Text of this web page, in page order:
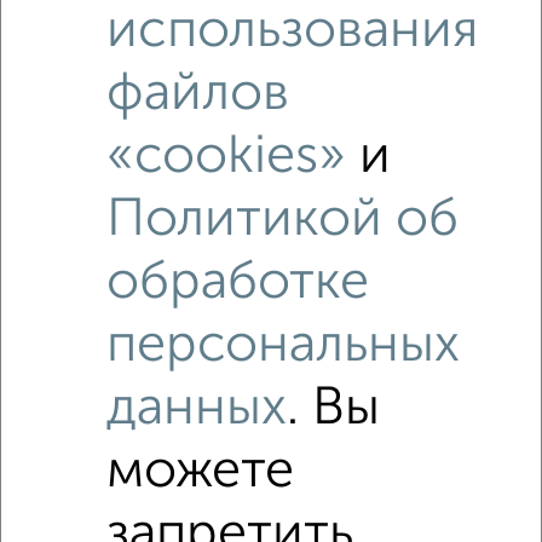
в месяц
Агентство, 07.08.2026
использования
файлов
«cookies» и
Политикой об
обработке
персональных
данных. Вы
можете